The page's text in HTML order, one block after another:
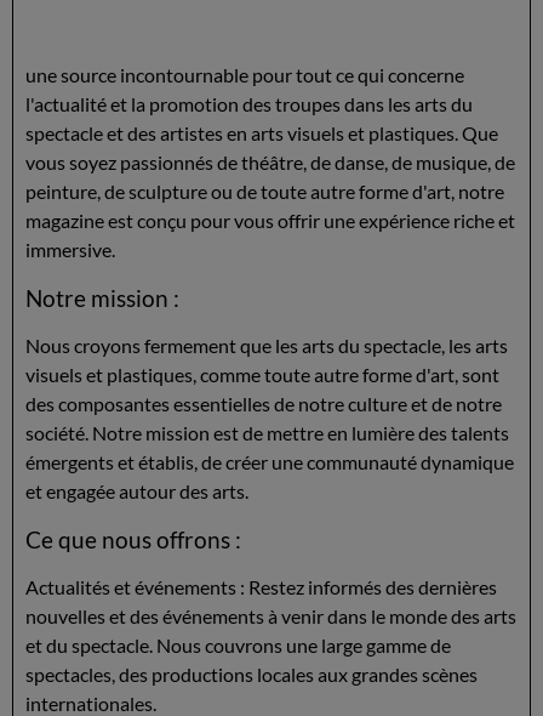
une source incontournable pour tout ce qui concerne
l'actualité et la promotion des troupes dans les arts du
spectacle et des artistes en arts visuels et plastiques. Que
vous soyez passionnés de théâtre, de danse, de musique, de
peinture, de sculpture ou de toute autre forme d'art, notre
magazine est conçu pour vous offrir une expérience riche et
immersive.
Notre mission :
Nous croyons fermement que les arts du spectacle, les arts
visuels et plastiques, comme toute autre forme d'art, sont
des composantes essentielles de notre culture et de notre
société. Notre mission est de mettre en lumière des talents
émergents et établis, de créer une communauté dynamique
et engagée autour des arts.
Ce que nous offrons :
Actualités et événements : Restez informés des dernières
nouvelles et des événements à venir dans le monde des arts
et du spectacle. Nous couvrons une large gamme de
spectacles, des productions locales aux grandes scènes
internationales.